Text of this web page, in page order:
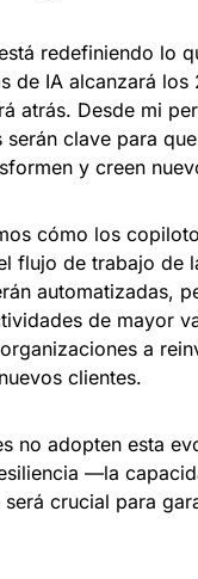
redefiniendo lo
de IA alcanzará
atrás. Desde mi
clave para
y creen
cómo los
flujo de trabajo de
automatizadas,
de mayor
a
clientes.
no adopten esta
—la
crucial para